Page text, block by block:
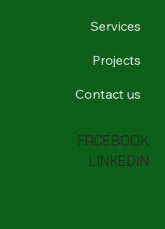
Facebook
LinkedIn
Services
Projects
Contact us